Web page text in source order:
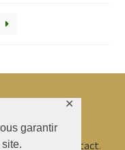
garantir
✕
.Livraison Contact.